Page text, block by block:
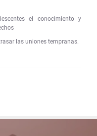
el conocimiento y
las uniones tempranas.